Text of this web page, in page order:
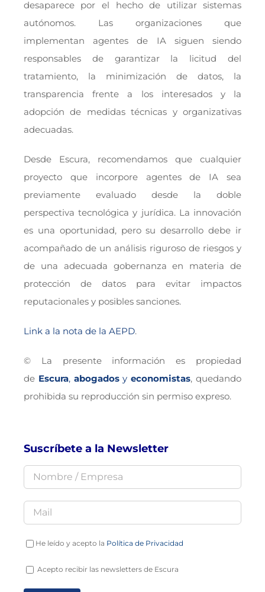
desaparece por el hecho de utilizar sistemas
autónomos. Las organizaciones que
implementan agentes de IA siguen siendo
responsables de garantizar la licitud del
tratamiento, la minimización de datos, la
transparencia frente a los interesados y la
adopción de medidas técnicas y organizativas
adecuadas.
Desde Escura, recomendamos que cualquier
proyecto que incorpore agentes de IA sea
previamente evaluado desde la doble
perspectiva tecnológica y jurídica. La innovación
es una oportunidad, pero su desarrollo debe ir
acompañado de un análisis riguroso de riesgos y
de una adecuada gobernanza en materia de
protección de datos para evitar impactos
reputacionales y posibles sanciones.
Link a la nota de la AEPD.
© La presente información es propiedad
de Escura, abogadosyeconomistas, quedando
prohibida su reproducción sin permiso expreso.
Suscríbete a la Newsletter
He leído y acepto la Política de Privacidad
Acepto recibir las newsletters de Escura